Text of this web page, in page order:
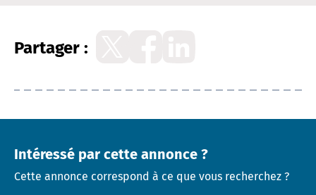
Partager :
Intéressé par cette annonce ?
Cette annonce correspond à ce que vous recherchez ?